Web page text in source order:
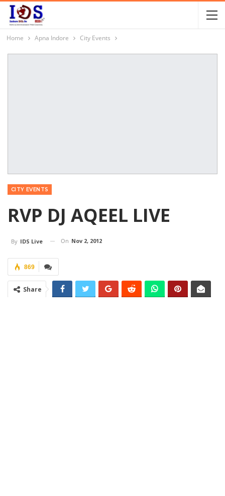
Home Apna Indore City Events
CITY EVENTS
RVP DJ AQEEL LIVE
By IDS Live On Nov 2, 2012
869
Share